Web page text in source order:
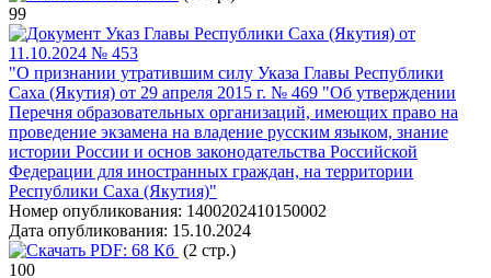
99
Указ Главы Республики Саха (Якутия) от
11.10.2024 № 453
"О признании утратившим силу Указа Главы Республики
Саха (Якутия) от 29 апреля 2015 г. № 469 "Об утверждении
Перечня образовательных организаций, имеющих право на
проведение экзамена на владение русским языком, знание
истории России и основ законодательства Российской
Федерации для иностранных граждан, на территории
Республики Саха (Якутия)"
Номер опубликования: 1400202410150002
Дата опубликования: 15.10.2024
PDF: 68 Кб (2 стр.)
100